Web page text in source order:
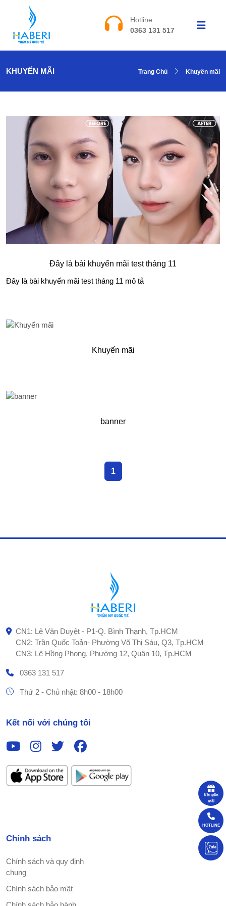
Hotline
0363 131 517
KHUYẾN MÃI Trang Chủ Khuyến mãi
Đây là bài khuyến mãi test tháng 11
Đây là bài khuyến mãi test tháng 11 mô tả
Khuyến mãi
banner
1
CN1: Lê Văn Duyệt - P1-Q. Bình Thạnh, Tp.HCM
CN2: Trần Quốc Toản- Phường Võ Thị Sáu, Q3, Tp.HCM
CN3: Lê Hồng Phong, Phường 12, Quận 10, Tp.HCM
0363 131 517
Thứ 2 - Chủ nhật: 8h00 - 18h00
Kết nối với chúng tôi
Chính sách
Chính sách và quy định
chung
Chính sách bảo mật
Khuyến
mãi
HOTLINE